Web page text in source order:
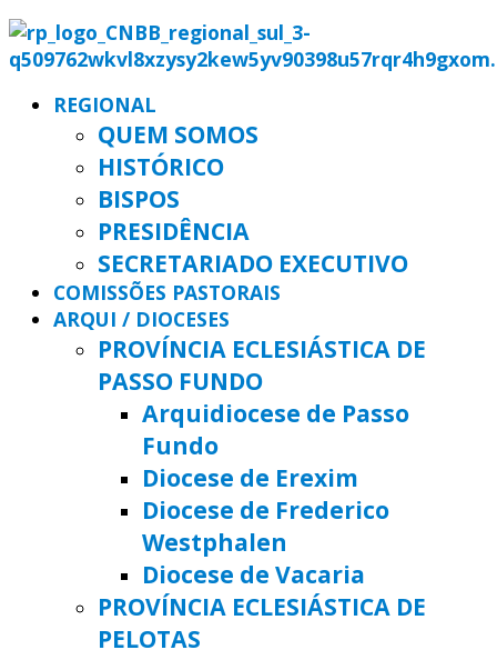
REGIONAL
QUEM SOMOS
HISTÓRICO
BISPOS
PRESIDÊNCIA
SECRETARIADO EXECUTIVO
COMISSÕES PASTORAIS
ARQUI / DIOCESES
PROVÍNCIA ECLESIÁSTICA DE
PASSO FUNDO
Arquidiocese de Passo
Fundo
Diocese de Erexim
Diocese de Frederico
Westphalen
Diocese de Vacaria
PROVÍNCIA ECLESIÁSTICA DE
PELOTAS